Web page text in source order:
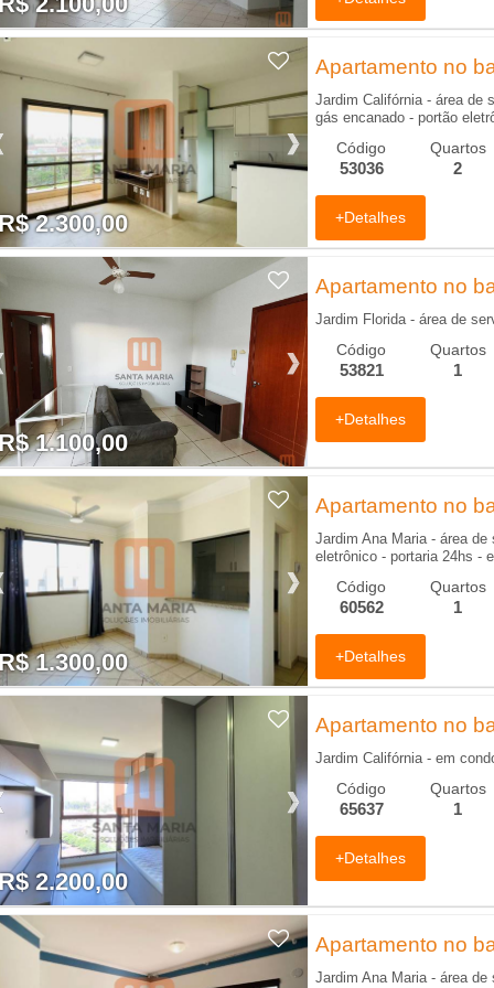
2.300,00 R$ 2.300,00
Apartamento no
Jardim Califórnia - área de
gás encanado - portão
Código
53036
Quartos
2
+Detalhes
1.100,00 R$ 1.100,00
Apartamento no
Jardim Florida - área de
Código
53821
Quartos
1
+Detalhes
1.300,00 R$ 1.300,00
Apartamento no
Jardim Ana Maria - área
eletrônico - portaria 24hs -
Código
60562
Quartos
1
+Detalhes
2.200,00 R$ 2.200,00
Apartamento no
Jardim Califórnia - em
Código
65637
Quartos
1
+Detalhes
Apartamento no
Jardim Ana Maria - área